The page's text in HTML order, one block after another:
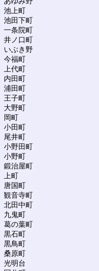
池上町
池田下町
一条院町
井ノ口町
いぶき野
今福町
上代町
内田町
浦田町
王子町
大野町
岡町
小田町
尾井町
小野田町
小野町
鍛治屋町
上町
唐国町
観音寺町
北田中町
九鬼町
葛の葉町
黒石町
黒鳥町
桑原町
光明台